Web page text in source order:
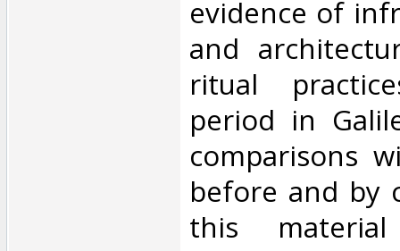
evidence of
and
ritual
period in
comparisons
before and by
this